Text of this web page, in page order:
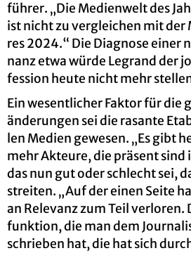
füh­rer. „Die Me­di­en­welt des
ist nicht zu ver­glei­chen mit
res 2024.“ Die Dia­gno­se
nanz etwa würde Le­g­rand der
fes­si­on heute nicht mehr
Ein we­sent­li­cher Fak­tor für
än­de­run­gen sei die ra­san­te
len Me­di­en ge­we­sen. „Es gibt
mehr Ak­teu­re, die prä­sent sind
das nun gut oder schlecht sei,
strei­ten. „Auf der einen Seite
an Re­le­vanz zum Teil
funk­ti­on, die man dem
schrie­ben hat, die hat sich